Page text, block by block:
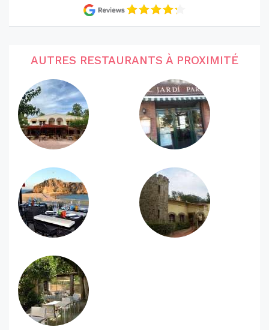
AUTRES RESTAURANTS À PROXIMITÉ